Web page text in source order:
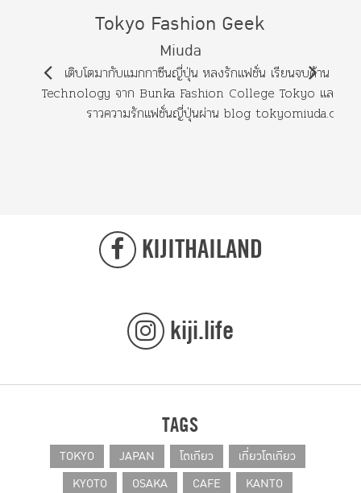
Tokyo Fashion Geek
Miuda
เติบโตมากับแมกกาซีนญี่ปุ่น หลงรักแฟชั่น เรียนจบด้าน
Technology จาก Bunka Fashion College Tokyo และบอก
ราวความรักแฟชั่นญี่ปุ่นผ่าน blog tokyomiuda.com
kiji.life
KIJITHAILAND
TAGS
TOKYO JAPAN โตเกียว
เที่ยวโตเกียว
KYOTO
OSAKA CAFE
KANTO